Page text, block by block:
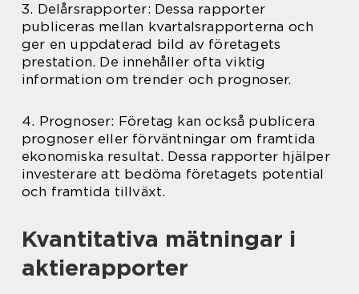
3. Delårsrapporter: Dessa rapporter
publiceras mellan kvartalsrapporterna och
ger en uppdaterad bild av företagets
prestation. De innehåller ofta viktig
information om trender och prognoser.
4. Prognoser: Företag kan också publicera
prognoser eller förväntningar om framtida
ekonomiska resultat. Dessa rapporter hjälper
investerare att bedöma företagets potential
och framtida tillväxt.
Kvantitativa mätningar i
aktierapporter